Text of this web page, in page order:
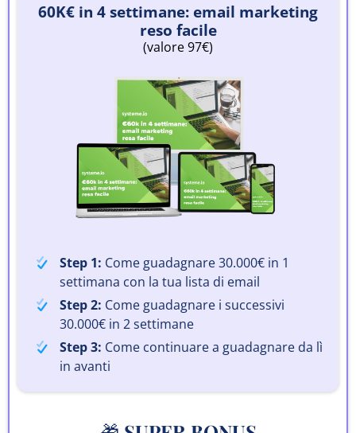
60K€ in 4 settimane: email marketing
reso facile
(valore 97€)
Step 1: Come guadagnare 30.000€ in 1
settimana con la tua lista di email
Step 2: Come guadagnare i successivi
30.000€ in 2 settimane
Step 3: Come continuare a guadagnare da lì
in avanti